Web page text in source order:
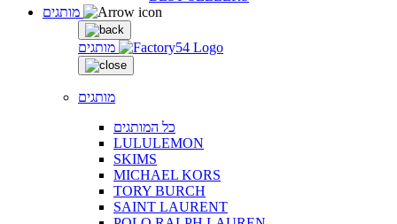
מותגים
מותגים
כל המותגים
LULULEMON
SKIMS
MICHAEL KORS
TORY BURCH
SAINT LAURENT